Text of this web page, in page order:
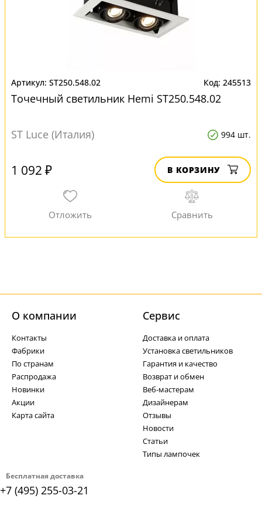
ST250.548.02 245513
Точечный светильник Hemi ST250.548.02
ST Luce (Италия) 994 шт.
1 092 ₽ В КОРЗИНУ
Бесплатная доставка
+7 (495) 255-03-21
О компании
Контакты
Фабрики
По странам
Распродажа
Новинки
Акции
Карта сайта
Cервис
Доставка и оплата
Установка светильников
Гарантия и качество
Возврат и обмен
Веб-мастерам
Дизайнерам
Отзывы
Новости
Статьи
Типы лампочек